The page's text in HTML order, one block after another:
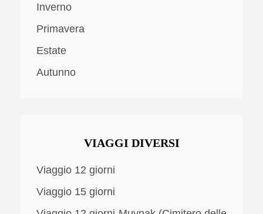
Inverno
Primavera
Estate
Autunno
VIAGGI DIVERSI
Viaggio 12 giorni
Viaggio 15 giorni